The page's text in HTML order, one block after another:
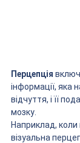
Перцепція
інформації, яка
відчуття, і її
мозку.
Наприклад,
візуальна